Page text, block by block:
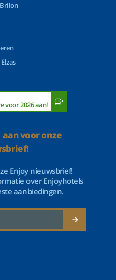
voor 2026 aan!
voor onze
Enjoy nieuwsbrief!
over Enjoyhotels
aanbiedingen.